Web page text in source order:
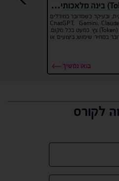
מה זה טוקן (Token) בינה מלאכותית ולמה הוא משמש?
ובעיקר כשמדובר במודלים
של שפה טבעית כמו ChatGPT, Gemini, Claude
ואחרים, המונח "טוקן" (Token) צץ כמעט בכל מקום.
במחיר שימוש, ביצועים או
בואו נמשיך
לקורס